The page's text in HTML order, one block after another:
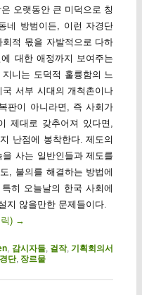
오랫동안 큰 미덕으로 칭
네 방범이든, 이런 자경단
적 몫을 자발적으로 다하
대한 애정까지 보여주는
니는 도덕적 훌륭함의 느
서부 시대의 개척촌이나
판이 아니라면, 즉 사회가
제대로 갖추어져 있다면,
난점에 봉착한다. 제도의
사는 일반인들과 제도를
, 불의를 해결하는 방법에
히 오늘날의 한국 사회에
지 않을만한 문제들이다.
) →
, 감시자들, 걸작,기획회의서
단, 장르물